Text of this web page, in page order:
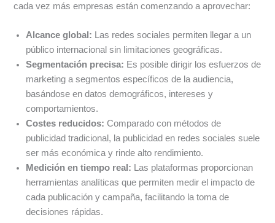
cada vez más empresas están comenzando a aprovechar:
Alcance global: Las redes sociales permiten llegar a un
público internacional sin limitaciones geográficas.
Segmentación precisa: Es posible dirigir los esfuerzos de
marketing a segmentos específicos de la audiencia,
basándose en datos demográficos, intereses y
comportamientos.
Costes reducidos: Comparado con métodos de
publicidad tradicional, la publicidad en redes sociales suele
ser más económica y rinde alto rendimiento.
Medición en tiempo real: Las plataformas proporcionan
herramientas analíticas que permiten medir el impacto de
cada publicación y campaña, facilitando la toma de
decisiones rápidas.